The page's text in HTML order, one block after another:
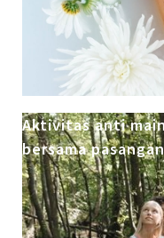
Aktivitas anti
bersama pasangan